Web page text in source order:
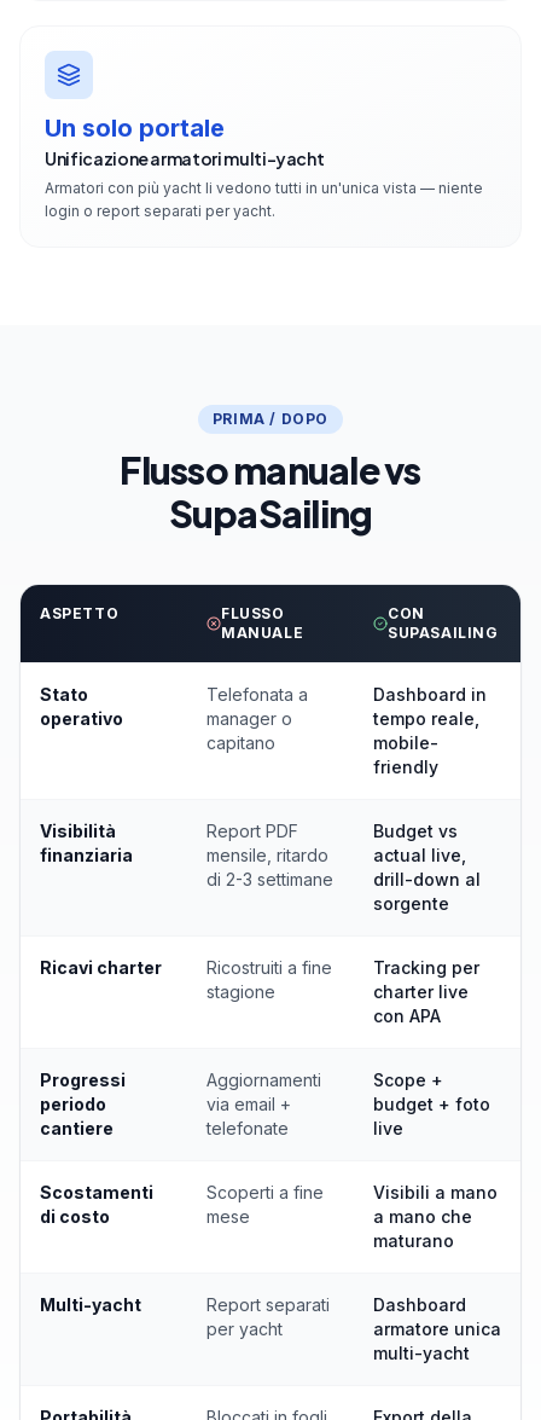
Un solo portale
Unificazione armatori multi-yacht
Armatori con più yacht li vedono tutti in un'unica vista — niente
login o report separati per yacht.
PRIMA / DOPO
Flusso manuale vs
SupaSailing
ASPETTO
FLUSSO
MANUALE
CON
SUPASAILING
Stato
operativo
Telefonata a
manager o
capitano
Dashboard in
tempo reale,
mobile-
friendly
Visibilità
finanziaria
Report PDF
mensile, ritardo
di 2-3 settimane
Budget vs
actual live,
drill-down al
sorgente
Ricavi charter
Ricostruiti a fine
stagione
Tracking per
charter live
con APA
Progressi
periodo
cantiere
Aggiornamenti
via email +
telefonate
Scope +
budget + foto
live
Scostamenti
di costo
Scoperti a fine
mese
Visibili a mano
a mano che
maturano
Multi-yacht
Report separati
per yacht
Dashboard
armatore unica
multi-yacht